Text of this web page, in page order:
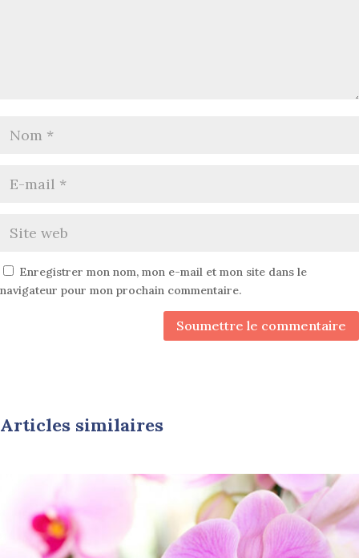
Enregistrer mon nom, mon e-mail et mon site dans le
navigateur pour mon prochain commentaire.
Soumettre le commentaire
Articles similaires